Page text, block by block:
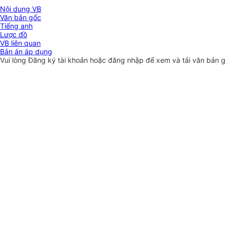
Nội dung VB
Văn bản gốc
Tiếng anh
Lược đồ
VB liên quan
Bản án áp dụng
Vui lòngĐăng ký tài khoản hoặc đăng nhập để xem và tải văn bản